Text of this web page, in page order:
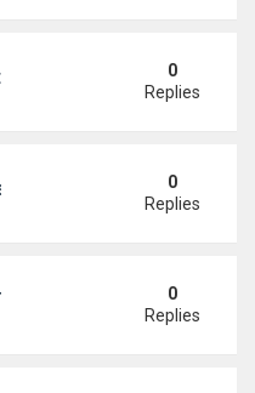
POS Matter?0
Replies
of Sophie Farming
0
Replies
lan: hai chị em người
0
Replies